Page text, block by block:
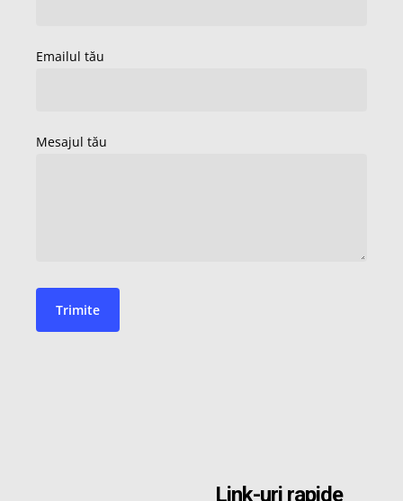
Link-uri rapide